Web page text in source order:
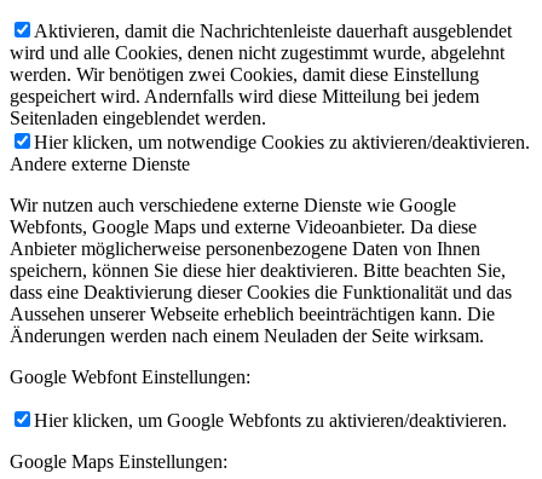
Aktivieren, damit die Nachrichtenleiste dauerhaft ausgeblendet
wird und alle Cookies, denen nicht zugestimmt wurde, abgelehnt
werden. Wir benötigen zwei Cookies, damit diese Einstellung
gespeichert wird. Andernfalls wird diese Mitteilung bei jedem
Seitenladen eingeblendet werden.
Hier klicken, um notwendige Cookies zu aktivieren/deaktivieren.
Andere externe Dienste
Wir nutzen auch verschiedene externe Dienste wie Google
Webfonts, Google Maps und externe Videoanbieter. Da diese
Anbieter möglicherweise personenbezogene Daten von Ihnen
speichern, können Sie diese hier deaktivieren. Bitte beachten Sie,
dass eine Deaktivierung dieser Cookies die Funktionalität und das
Aussehen unserer Webseite erheblich beeinträchtigen kann. Die
Änderungen werden nach einem Neuladen der Seite wirksam.
Google Webfont Einstellungen:
Hier klicken, um Google Webfonts zu aktivieren/deaktivieren.
Google Maps Einstellungen: